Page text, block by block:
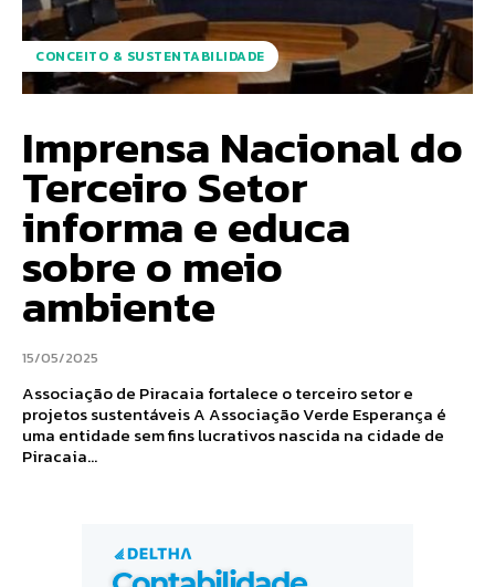
CONCEITO & SUSTENTABILIDADE
Imprensa Nacional do
Terceiro Setor
informa e educa
sobre o meio
ambiente
15/05/2025
Associação de Piracaia fortalece o terceiro setor e
projetos sustentáveis A Associação Verde Esperança é
uma entidade sem fins lucrativos nascida na cidade de
Piracaia...